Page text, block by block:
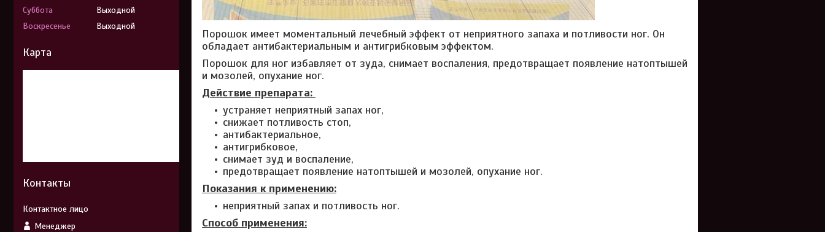
Порошок имеет моментальный лечебный эффект от неприятного запаха и потливости ног. Он
обладает антибактериальным и антигрибковым эффектом.
Порошок для ног избавляет от зуда, снимает воспаления, предотвращает появление натоптышей
и мозолей, опухание ног.
Действие препарата:
устраняет неприятный запах ног,
снижает потливость стоп,
антибактериальное,
антигрибковое,
снимает зуд и воспаление,
предотвращает появление натоптышей и мозолей, опухание ног.
Показания к применению:
неприятный запах и потливость ног.
Способ применения:
Суббота
Выходной
Воскресенье
Выходной
Карта
Контакты
Менеджер